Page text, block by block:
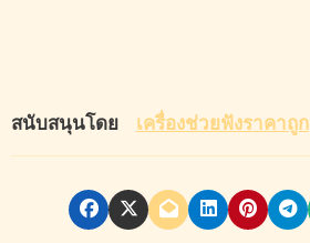
สนับสนุนโดย เครื่องช่วยฟังราคาถูก